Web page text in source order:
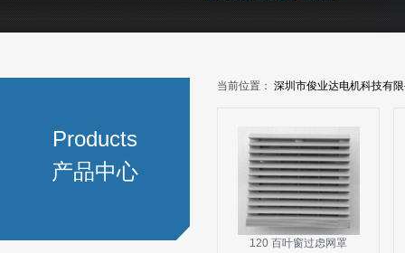
Products
产品中心
当前位置： 深圳市俊业达电机科技有
120 百叶窗过虑网罩